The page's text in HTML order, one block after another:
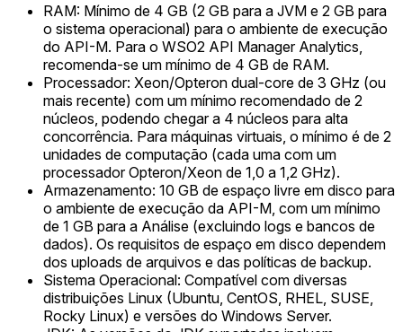
RAM: Mínimo de 4 GB (2 GB para a JVM e 2 GB para
o sistema operacional) para o ambiente de execução
do API-M. Para o WSO2 API Manager Analytics,
recomenda-se um mínimo de 4 GB de RAM.
Processador: Xeon/Opteron dual-core de 3 GHz (ou
mais recente) com um mínimo recomendado de 2
núcleos, podendo chegar a 4 núcleos para alta
concorrência. Para máquinas virtuais, o mínimo é de 2
unidades de computação (cada uma com um
processador Opteron/Xeon de 1,0 a 1,2 GHz).
Armazenamento: 10 GB de espaço livre em disco para
o ambiente de execução da API-M, com um mínimo
de 1 GB para a Análise (excluindo logs e bancos de
dados). Os requisitos de espaço em disco dependem
dos uploads de arquivos e das políticas de backup.
Sistema Operacional: Compatível com diversas
distribuições Linux (Ubuntu, CentOS, RHEL, SUSE,
Rocky Linux) e versões do Windows Server.